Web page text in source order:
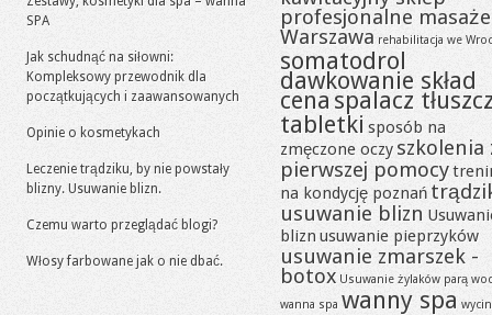
SPA
Jak schudnąć na siłowni:
Kompleksowy przewodnik dla
początkujących i zaawansowanych
Opinie o kosmetykach
Leczenie trądziku, by nie powstały
blizny. Usuwanie blizn.
Czemu warto przeglądać blogi?
Włosy farbowane jak o nie dbać.
profesjonalne masaże
Warszawa rehabilitacja we
somatodrol
dawkowanie skład
cena spalacz
tabletki sposób na
zmęczone oczy szkolenia
pierwszej pomocy
na kondycję poznań
usuwanie blizn
blizn usuwanie pieprzyków
usuwanie zmarszek -
botox Usuwanie żylaków parą
wanna spa wanny spa